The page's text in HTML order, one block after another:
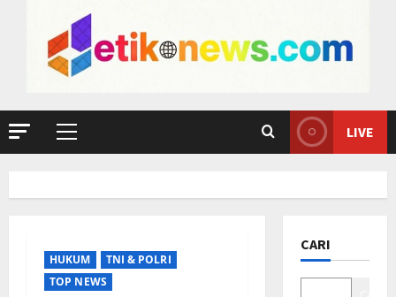
Primary
LIVE
HUKUM
TNI & POLRI
TOP NEWS
CARI